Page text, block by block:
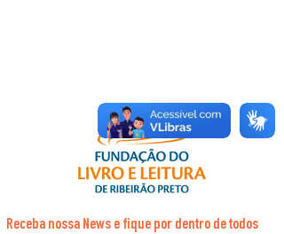
Receba nossa News e fique por dentro de todos